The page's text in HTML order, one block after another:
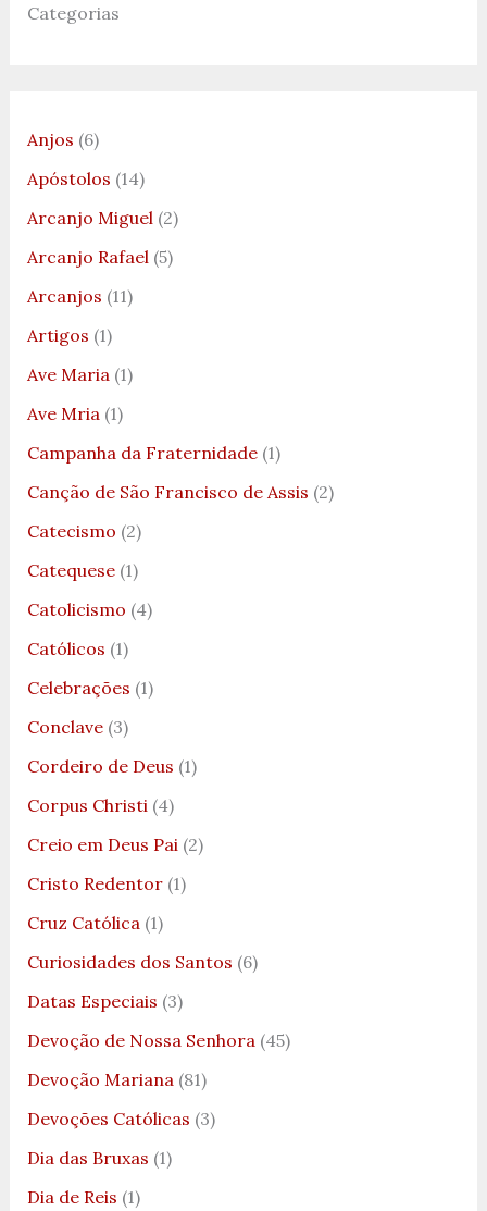
Categorias
Anjos (6)
Apóstolos (14)
Arcanjo Miguel (2)
Arcanjo Rafael (5)
Arcanjos (11)
Artigos (1)
Ave Maria (1)
Ave Mria (1)
Campanha da Fraternidade(1)
Canção de São Francisco de Assis (2)
Catecismo (2)
Catequese(1)
Catolicismo (4)
Católicos (1)
Celebrações (1)
Conclave(3)
Cordeiro de Deus (1)
Corpus Christi (4)
Creio em Deus Pai (2)
Cristo Redentor(1)
Cruz Católica (1)
Curiosidades dos Santos (6)
Datas Especiais (3)
Devoção de Nossa Senhora (45)
Devoção Mariana (81)
Devoções Católicas (3)
Dia das Bruxas (1)
Dia de Reis (1)